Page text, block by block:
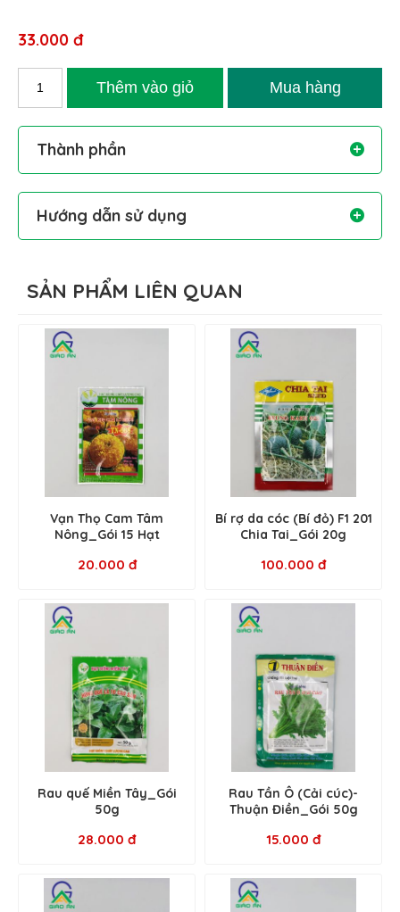
33.000 đ
Thành phần
Hướng dẫn sử dụng
SẢN PHẨM LIÊN QUAN
Vạn Thọ Cam Tâm
Nông_Gói 15 Hạt
20.000 đ
Bí rợ da cóc (Bí đỏ) F1 201
Chia Tai_Gói 20g
100.000 đ
Rau quế Miền Tây_Gói
50g
28.000 đ
Rau Tần Ô (Cải cúc)-
Thuận Điền_Gói 50g
15.000 đ